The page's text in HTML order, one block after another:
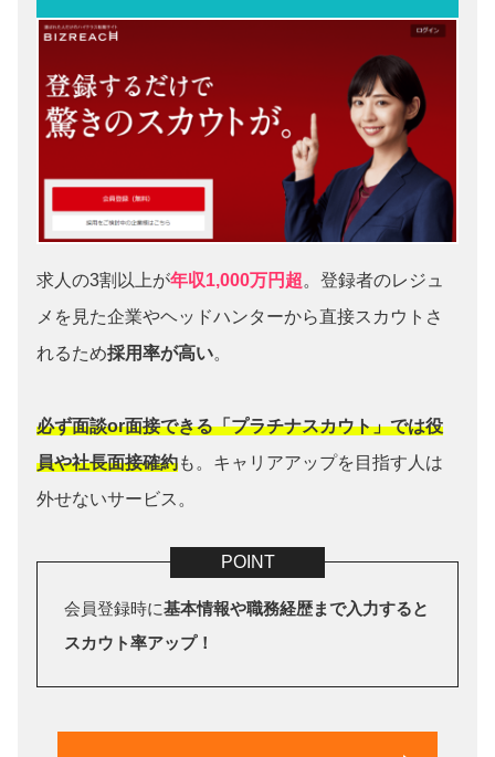
求人の3割以上が年収1,000万円超。登録者のレジュ
メを見た企業やヘッドハンターから直接スカウトさ
れるため採用率が高い。
必ず面談or面接できる「プラチナスカウト」では役
員や社長面接確約も。キャリアアップを目指す人は
外せないサービス。
会員登録時に基本情報や職務経歴まで入力すると
スカウト率アップ！